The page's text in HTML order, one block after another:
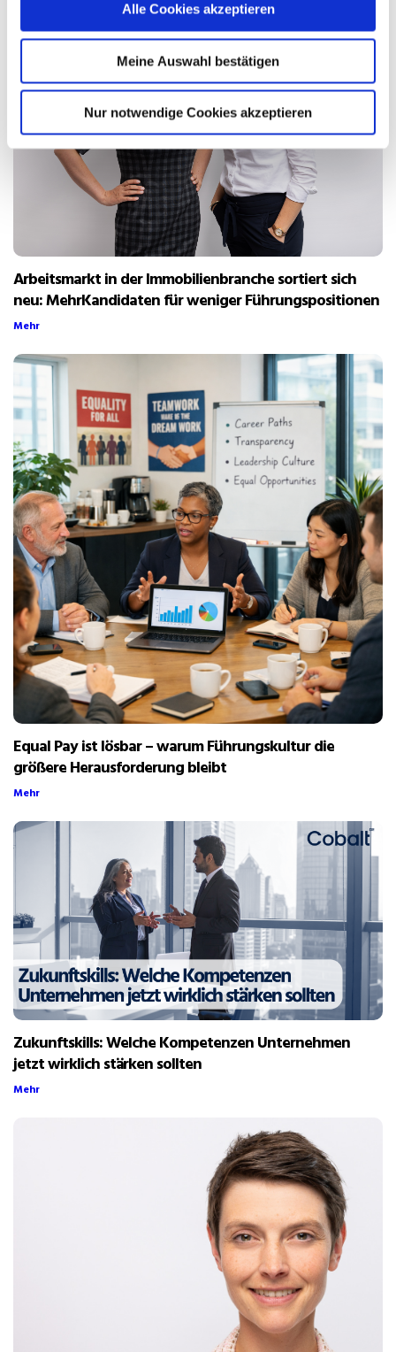
Alle Cookies akzeptieren
Meine Auswahl bestätigen
Nur notwendige Cookies akzeptieren
Arbeitsmarkt in der Immobilienbranche sortiert sich
neu: MehrKandidaten für weniger Führungspositionen
Mehr
Equal Pay ist lösbar – warum Führungskultur die
größere Herausforderung bleibt
Mehr
Zukunftskills: Welche Kompetenzen Unternehmen
jetzt wirklich stärken sollten
Mehr